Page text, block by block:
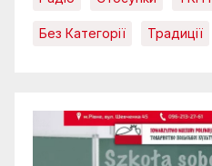
Без Категорії Традиції